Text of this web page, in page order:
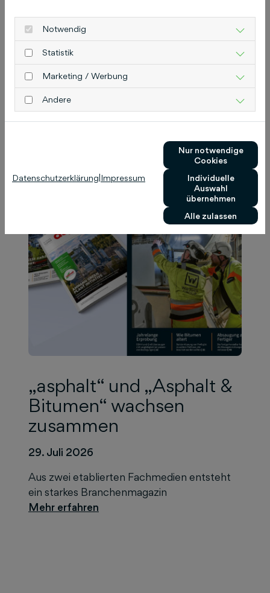
pitschke@schluetersche.deTelefon: 0511 8550-
8355 Schlütersche Verlagsgesellschaft mbH &
Co. KG Hans-Böckler-Allee 7 30173 Hannover
www.schluetersche.de
Das könnte Sie auch
„asphalt“ und „Asphalt &
Bitumen“ wachsen
zusammen
29. Juli 2026
Aus zwei etablierten Fachmedien entsteht
ein starkes Branchenmagazin
Notwendig
Statistik
Marketing / Werbung
Andere
Datenschutzerklärung Impressum
Nur notwendige
Cookies
Individuelle
Auswahl
übernehmen
Alle zulassen